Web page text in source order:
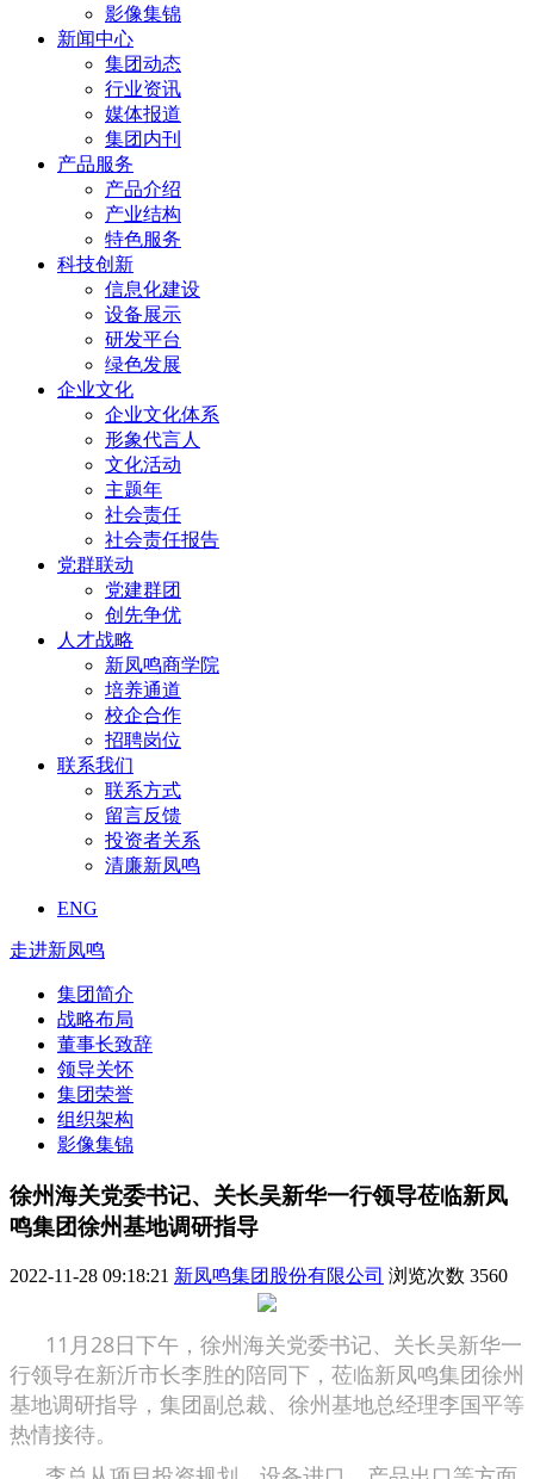
影像集锦
新闻中心
集团动态
行业资讯
媒体报道
集团内刊
产品服务
产品介绍
产业结构
特色服务
科技创新
信息化建设
设备展示
研发平台
绿色发展
企业文化
企业文化体系
形象代言人
文化活动
主题年
社会责任
社会责任报告
党群联动
党建群团
创先争优
人才战略
新凤鸣商学院
培养通道
校企合作
招聘岗位
联系我们
联系方式
留言反馈
投资者关系
清廉新凤鸣
ENG
走进新凤鸣
集团简介
战略布局
董事长致辞
领导关怀
集团荣誉
组织架构
影像集锦
徐州海关党委书记、关长吴新华一行领导莅临新凤
鸣集团徐州基地调研指导
2022-11-28 09:18:21 新凤鸣集团股份有限公司 浏览次数 3560
11月28日下午，徐州海关党委书记、关长吴新华一
行领导在新沂市长李胜的陪同下，莅临新凤鸣集团徐州
基地调研指导，集团副总裁、徐州基地总经理李国平等
热情接待。